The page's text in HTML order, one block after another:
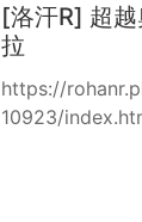
[洛汗R] 超
拉
https://
10923/